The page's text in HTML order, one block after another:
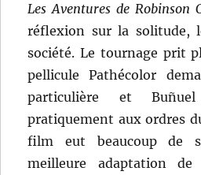
Les Aventures de Robinson
réflexion sur la solitude,
société. Le tournage prit
pellicule Pathécolor
particulière et
pratiquement aux ordres
film eut beaucoup de
meilleure adaptation